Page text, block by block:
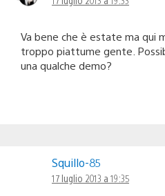
Va bene che è estate ma qui
troppo piattume gente.
una qualche demo?
Squillo-85
17 luglio 2013 a 19:35